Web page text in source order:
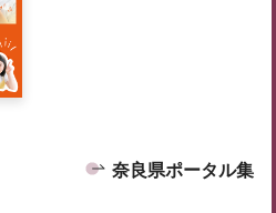
奈良県ポータル集